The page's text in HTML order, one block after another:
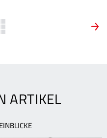
ARTIKEL
EINBLICKE